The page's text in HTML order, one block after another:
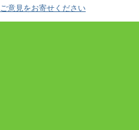
ご意見をお寄せください